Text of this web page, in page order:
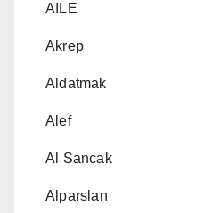
AILE
Akrep
Aldatmak
Alef
Al Sancak
Alparslan